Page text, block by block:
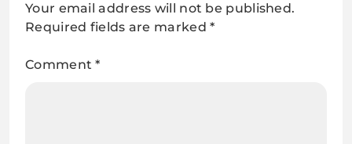
Your email address will not be published.
Required fields are marked*
Comment*